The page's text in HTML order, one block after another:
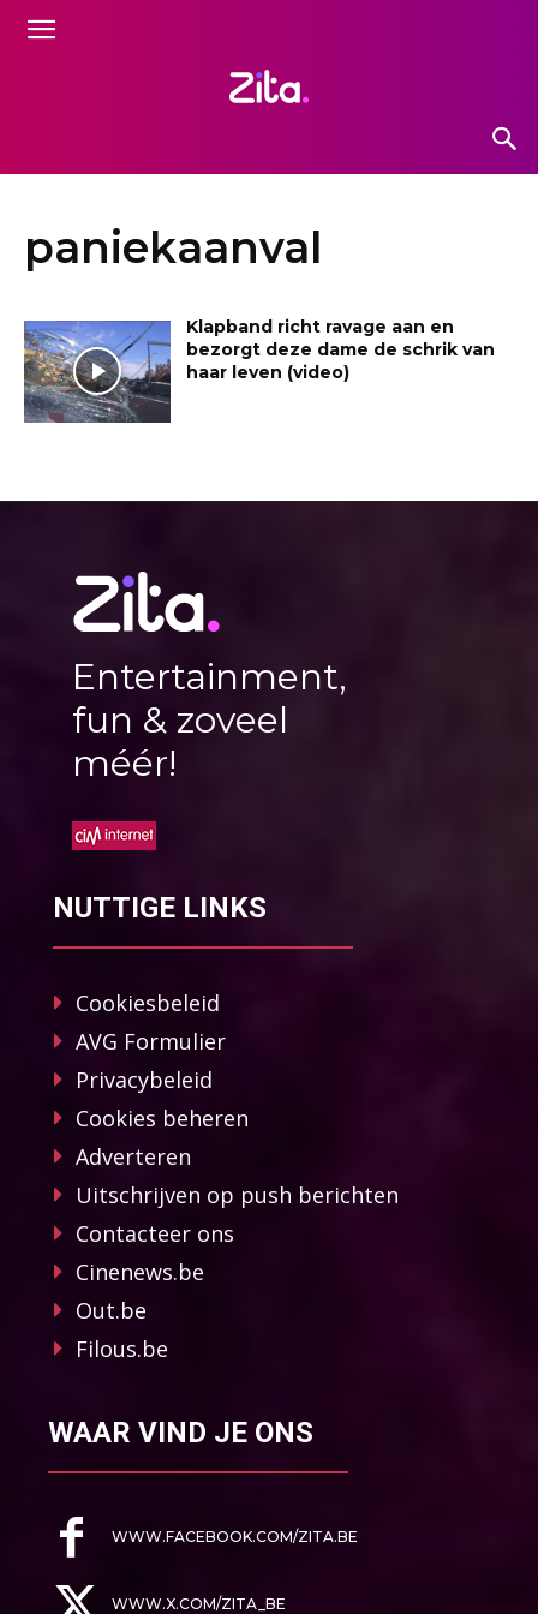
paniekaanval
Klapband richt ravage aan en
bezorgt deze dame de schrik van
haar leven (video)
Entertainment,
fun & zoveel
méér!
NUTTIGE LINKS
Cookiesbeleid
AVG Formulier
Privacybeleid
Cookies beheren
Adverteren
Uitschrijven op push berichten
Contacteer ons
Cinenews.be
Out.be
Filous.be
WAAR VIND JE ONS
WWW.FACEBOOK.COM/ZITA.BE
WWW.X.COM/ZITA_BE